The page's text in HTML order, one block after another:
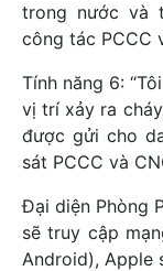
trong nước và
công tác PCCC
Tính năng 6:
vị trí xảy ra
được gửi cho
sát PCCC và
Đại diện Phòng
sẽ truy cập
Android), Apple